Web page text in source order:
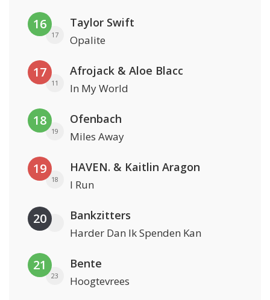
16
17
Taylor Swift
Opalite
17
11
Afrojack & Aloe Blacc
In My World
18
19
Ofenbach
Miles Away
19
18
HAVEN. & Kaitlin Aragon
I Run
20 Bankzitters
Harder Dan Ik Spenden Kan
21
23
Bente
Hoogtevrees